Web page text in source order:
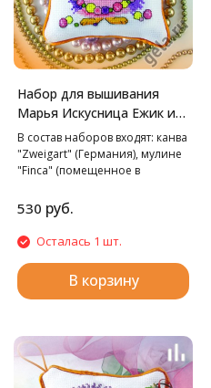
Набор для вышивания
Марья Искусница Ежик и
бусы, 10х10 см
В состав наборов входят: канва
"Zweigart" (Германия), мулине
"Finca" (помещенное в
игла "Hemline", подробная
схема-инструкция и кант
«PEGA» (Чехия).
530 руб.
Осталась 1 шт.
В корзину